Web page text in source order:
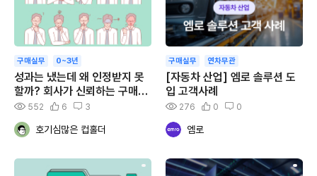
구매실무 0~3년
성과는 냈는데 왜 인정받지 못
할까? 회사가 신뢰하는 구매인
의 태도와 표현
552 6 3
호기심많은 컵홀더
구매실무 연차무관
[자동차 산업] 엠로 솔루션 도
입 고객사례
276 0 0
엠로